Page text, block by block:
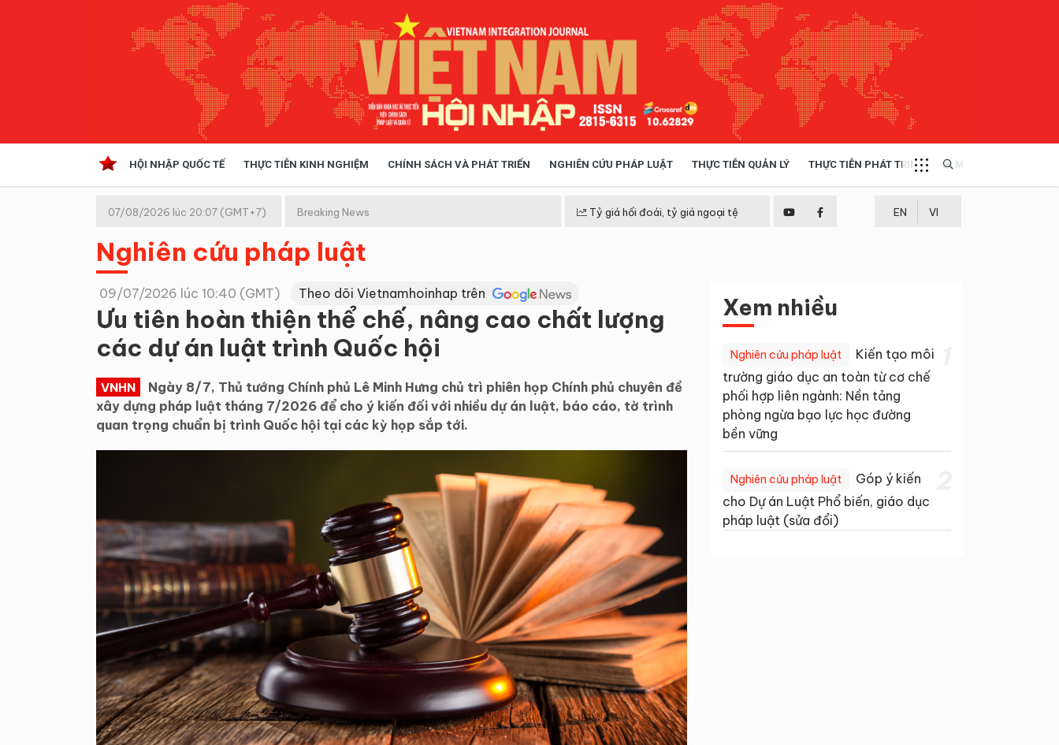
HỘI NHẬP QUỐC TẾ THỰC TIỄN KINH NGHIỆM CHÍNH SÁCH VÀ PHÁT TRIỂN NGHIÊN CỨU PHÁP LUẬT THỰC TIỄN QUẢN LÝ THỰC TIỄN PHÁT TRIỂN MULTIMEDIA
Kinh tế hội nhập
Doanh nghiệp
07/08/2026 lúc 20:07 (GMT+7) Breaking News Tỷ giá hối đoái, tỷ giá ngoại tệ EN VI
Nghiên cứu pháp luật
09/07/2026 lúc 10:40 (GMT) Theo dõi Vietnamhoinhap trên
Ưu tiên hoàn thiện thể chế, nâng cao chất lượng
các dự án luật trình Quốc hội
VNHN
Ngày 8/7, Thủ tướng Chính phủ Lê Minh Hưng chủ trì phiên họp Chính phủ chuyên đề
xây dựng pháp luật tháng 7/2026 để cho ý kiến đối với nhiều dự án luật, báo cáo, tờ trình
quan trọng chuẩn bị trình Quốc hội tại các kỳ họp sắp tới.
Xem nhiều
Nghiên cứu pháp luật
Kiến tạo môi
trường giáo dục an toàn từ cơ chế
phối hợp liên ngành: Nền tảng
phòng ngừa bạo lực học đường
bền vững
Nghiên cứu pháp luật
Góp ý kiến
cho Dự án Luật Phổ biến, giáo dục
pháp luật (sửa đổi)